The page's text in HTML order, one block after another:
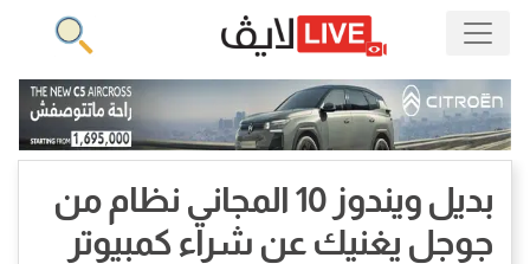
بديل ويندوز 10 المجاني نظام من
جوجل يغنيك عن شراء كمبيوتر